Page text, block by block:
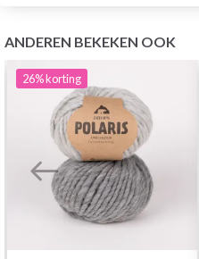
ANDEREN BEKEKEN OOK
26%korting